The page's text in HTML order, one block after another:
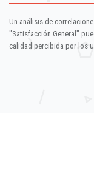
Un análisis de
"Satisfacción General"
calidad percibida por los